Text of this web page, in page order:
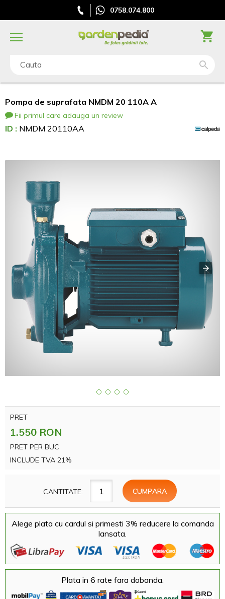
0758.074.800
Cauta
Pompa de suprafata NMDM 20 110A A
Fii primul care adauga un review
ID : NMDM 20110AA
PRET
1.550 RON
PRET PER BUC
INCLUDE TVA 21%
CANTITATE:
Alege plata cu cardul si primesti 3% reducere la comanda
lansata.
Plata in 6 rate fara dobanda.